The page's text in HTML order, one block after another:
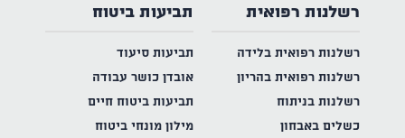
רשלנות רפואית
רשלנות רפואית בלידה
רשלנות רפואית בהריון
רשלנות בניתוח
כשלים באבחון
תביעות ביטוח
תביעות סיעוד
אובדן כושר עבודה
תביעות ביטוח חיים
מילון מונחי ביטוח